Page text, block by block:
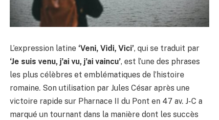
L’expression latine ‘Veni, Vidi, Vici’, qui se traduit par
‘Je suis venu, j’ai vu, j’ai vaincu’, est l’une des phrases
les plus célèbres et emblématiques de l’histoire
romaine. Son utilisation par Jules César après une
victoire rapide sur Pharnace II du Pont en 47 av. J-C a
marqué un tournant dans la manière dont les succès